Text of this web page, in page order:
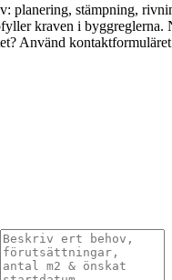
planering, stämpning,
kraven i
Använd